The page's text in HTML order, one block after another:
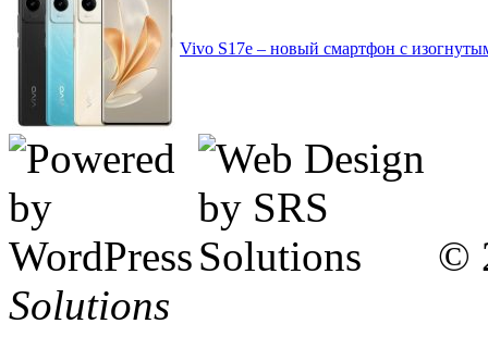
Vivo S17e – новый смартфон с
©
Solutions